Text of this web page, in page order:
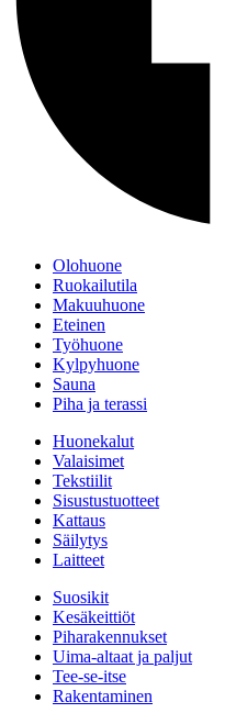
Olohuone
Ruokailutila
Makuuhuone
Eteinen
Työhuone
Kylpyhuone
Sauna
Piha ja terassi
Huonekalut
Valaisimet
Tekstiilit
Sisustustuotteet
Kattaus
Säilytys
Laitteet
Suosikit
Kesäkeittiöt
Piharakennukset
Uima-altaat ja paljut
Tee-se-itse
Rakentaminen